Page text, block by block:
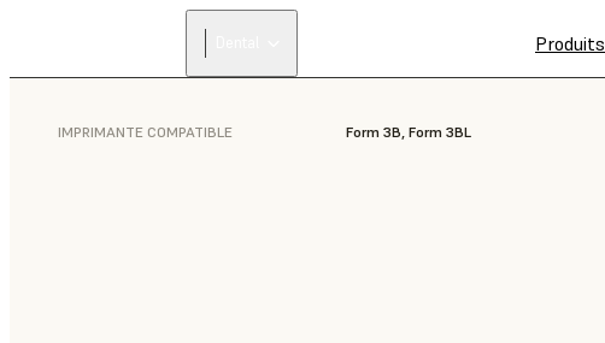
Produits
IMPRIMANTE COMPATIBLE Form 3B, Form 3BL